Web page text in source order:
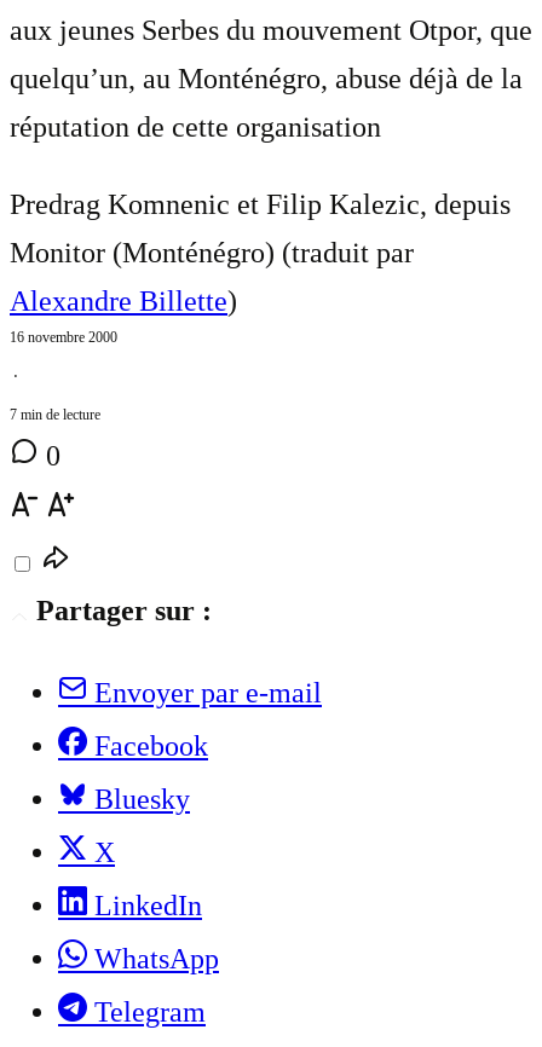
aux jeunes Serbes du mouvement Otpor, que
quelqu’un, au Monténégro, abuse déjà de la
réputation de cette organisation
Predrag Komnenic et Filip Kalezic, depuis
Monitor (Monténégro) (traduit par
Alexandre Billette)
16 novembre 2000
⋅
7 min de lecture
0
Partager sur :
Envoyer par e-mail
Facebook
Bluesky
X
LinkedIn
WhatsApp
Telegram